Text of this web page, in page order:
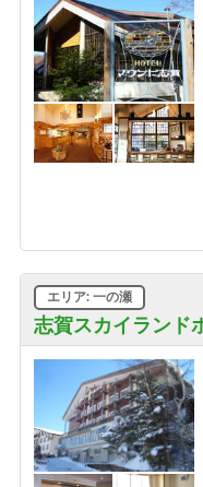
志賀スカイランド
エリア: 一の瀬